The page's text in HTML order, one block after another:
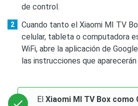
de control.
Cuando tanto el Xiaomi MI TV
celular, tableta o computadora
WiFi, abre la aplicación de
las instrucciones que
ElXiaomi MI TV Box como